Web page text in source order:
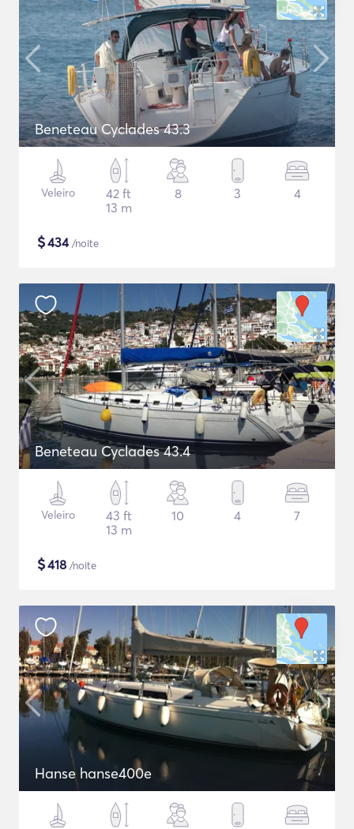
Beneteau Cyclades 43.3
Veleiro
42 ft
13 m
8 3 4
$434/noite
Beneteau Cyclades 43.4
Veleiro
43 ft
13 m
10 4 7
$418 /noite
Hanse hanse400e